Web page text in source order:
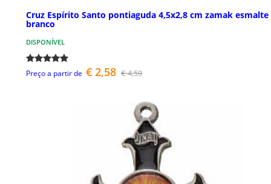
Cruz Espírito Santo pontiaguda 4,5x2,8 cm zamak esmalte
branco
DISPONÍVEL
Preço a partir de € 2,58 € 4,59